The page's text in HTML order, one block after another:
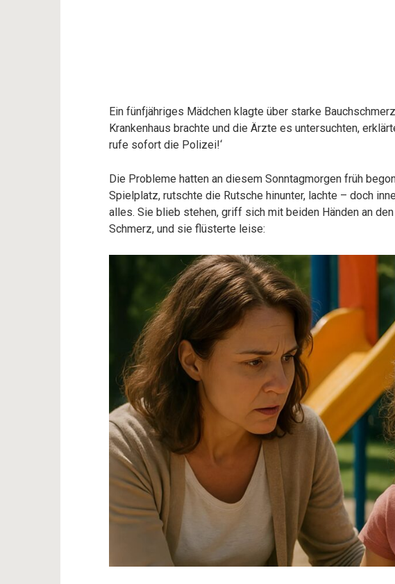
Ein fünfjähriges Mädchen klagte über starke
Krankenhaus brachte und die Ärzte es untersuchten,
rufe sofort die Polizei!‘
Die Probleme hatten an diesem Sonntagmorgen früh
Spielplatz, rutschte die Rutsche hinunter, lachte – doch
alles. Sie blieb stehen, griff sich mit beiden Händen an
Schmerz, und sie flüsterte leise: